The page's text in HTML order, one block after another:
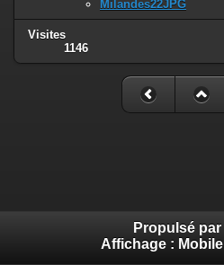
Milandes22JPG
Visites
1146
Propulsé par
Affichage : Mobile